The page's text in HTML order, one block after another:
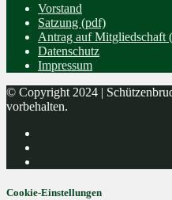
Vorstand
Satzung (pdf)
Antrag auf Mitgliedschaft
Datenschutz
Impressum
© Copyright 2024 |
vorbehalten.
Cookie-Einstellungen